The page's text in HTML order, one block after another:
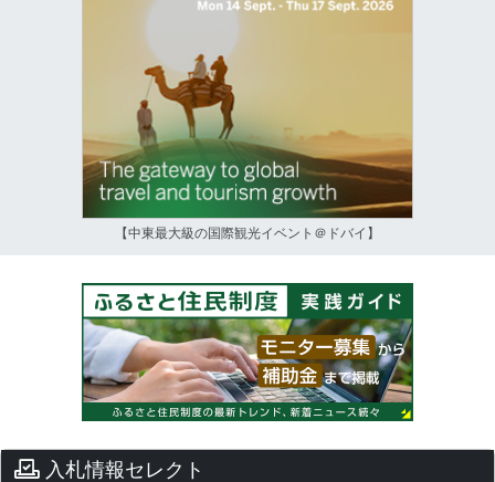
【中東最大級の国際観光イベント＠ドバイ】
入札情報セレクト